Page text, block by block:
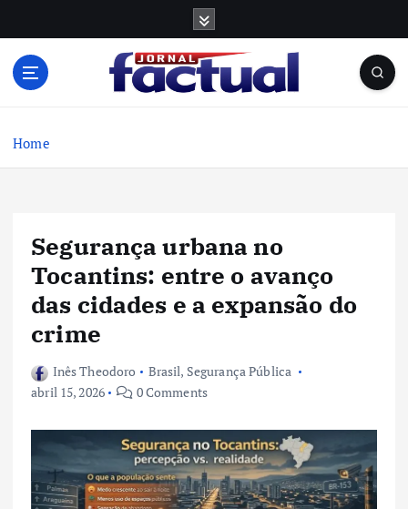
Home
Segurança urbana no
Tocantins: entre o avanço
das cidades e a expansão do
crime
Inês Theodoro Brasil, Segurança Pública
abril 15, 2026
0 Comments